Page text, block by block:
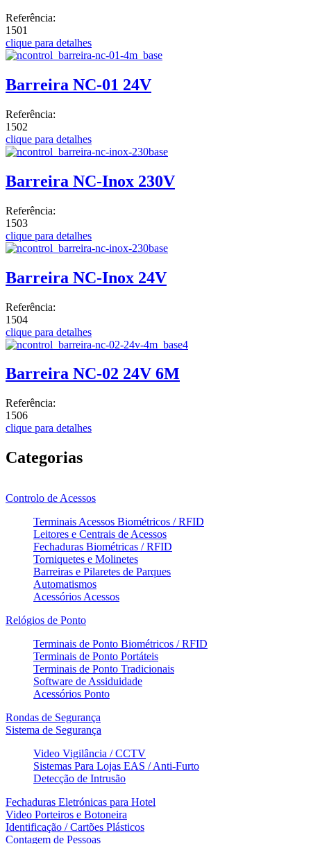
Referência:
1501
clique para detalhes
Barreira NC-01 24V
Referência:
1502
clique para detalhes
Barreira NC-Inox 230V
Referência:
1503
clique para detalhes
Barreira NC-Inox 24V
Referência:
1504
clique para detalhes
Barreira NC-02 24V 6M
Referência:
1506
clique para detalhes
Categorias
Controlo de Acessos
Terminais Acessos Biométricos / RFID
Leitores e Centrais de Acessos
Fechaduras Biométricas / RFID
Torniquetes e Molinetes
Barreiras e Pilaretes de Parques
Automatismos
Acessórios Acessos
Relógios de Ponto
Terminais de Ponto Biométricos / RFID
Terminais de Ponto Portáteis
Terminais de Ponto Tradicionais
Software de Assiduidade
Acessórios Ponto
Rondas de Segurança
Sistema de Segurança
Video Vigilância / CCTV
Sistemas Para Lojas EAS / Anti-Furto
Detecção de Intrusão
Fechaduras Eletrónicas para Hotel
Video Porteiros e Botoneira
Identificação / Cartões Plásticos
Contagem de Pessoas